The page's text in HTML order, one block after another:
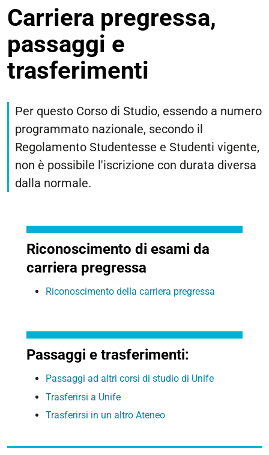
Carriera pregressa,
passaggi e
trasferimenti
Per questo Corso di Studio, essendo a numero
programmato nazionale, secondo il
Regolamento Studentesse e Studenti vigente,
non è possibile l'iscrizione con durata diversa
dalla normale.
Riconoscimento di esami da
carriera pregressa
Riconoscimento della carriera pregressa
Passaggi e trasferimenti:
Passaggi ad altri corsi di studio di Unife
Trasferirsi a Unife
Trasferirsi in un altro Ateneo